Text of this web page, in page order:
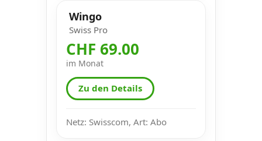
Wingo
Swiss Pro
CHF 69.00
im Monat
Zu den Details
Netz: Swisscom, Art: Abo